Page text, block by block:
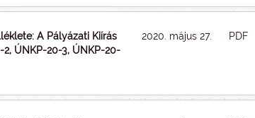
A Pályázati Kiírás
ÚNKP-20-3, ÚNKP-20-
2020. május 27. PDF